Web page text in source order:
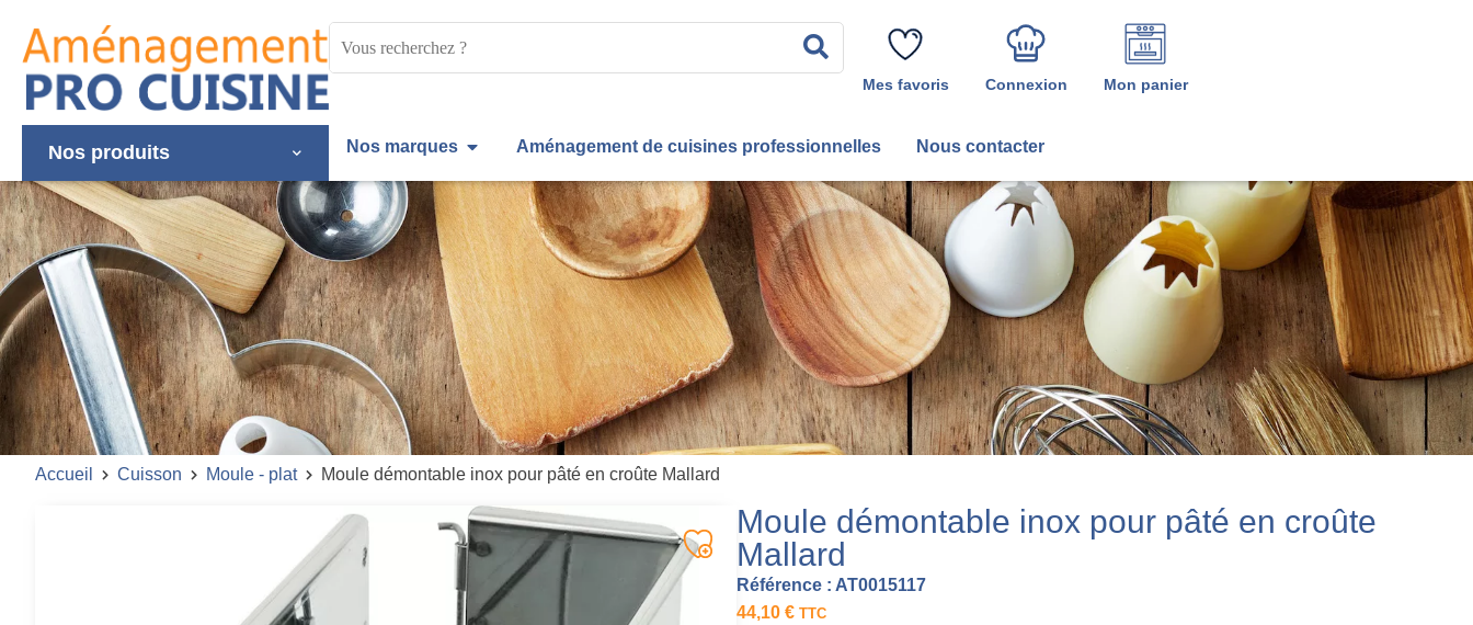
Rechercher
Mes favoris Connexion Mon panier
Nos produits Nos marques Aménagement de cuisines professionnelles Nous contacter
Accueil Cuisson Moule - plat Moule démontable inox pour pâté en croûte Mallard
Moule démontable inox pour pâté en croûte
Mallard
Référence : AT0015117
44,10 € TTC